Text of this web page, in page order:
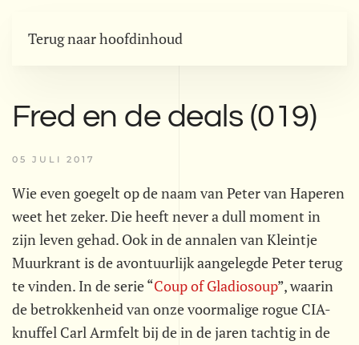
Terug naar hoofdinhoud
Fred en de deals (019)
05 JULI 2017
Wie even goegelt op de naam van Peter van Haperen
weet het zeker. Die heeft never a dull moment in
zijn leven gehad. Ook in de annalen van Kleintje
Muurkrant is de avontuurlijk aangelegde Peter terug
te vinden. In de serie “Coup of Gladiosoup”, waarin
de betrokkenheid van onze voormalige rogue CIA-
knuffel Carl Armfelt bij de in de jaren tachtig in de